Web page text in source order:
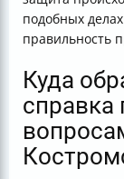
подобных
правильность
Куда
справка